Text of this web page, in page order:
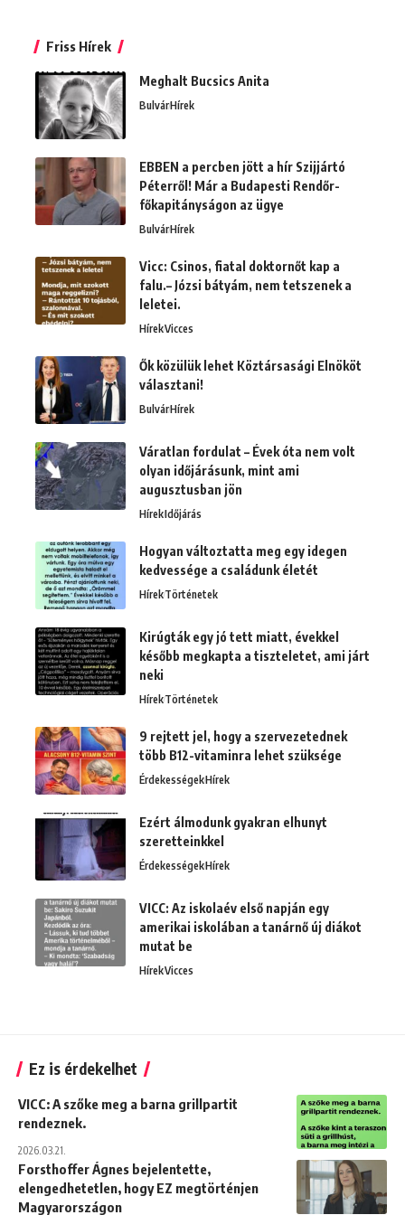
Friss Hírek
Meghalt Bucsics Anita
BulvárHírek
EBBEN a percben jött a hír Szijjártó
Péterről! Már a Budapesti Rendőr-
főkapitányságon az ügye
BulvárHírek
Vicc: Csinos, fiatal doktornőt kap a
falu.– Józsi bátyám, nem tetszenek a
leletei.
HírekVicces
Ők közülük lehet Köztársasági Elnököt
választani!
BulvárHírek
Váratlan fordulat – Évek óta nem volt
olyan időjárásunk, mint ami
augusztusban jön
HírekIdőjárás
Hogyan változtatta meg egy idegen
kedvessége a családunk életét
HírekTörténetek
Kirúgták egy jó tett miatt, évekkel
később megkapta a tiszteletet, ami járt
neki
HírekTörténetek
9 rejtett jel, hogy a szervezetednek
több B12-vitaminra lehet szüksége
ÉrdekességekHírek
Ezért álmodunk gyakran elhunyt
szeretteinkkel
ÉrdekességekHírek
VICC: Az iskolaév első napján egy
amerikai iskolában a tanárnő új diákot
mutat be
HírekVicces
Ez is érdekelhet
VICC: A szőke meg a barna grillpartit
rendeznek.
2026.03.21.
Forsthoffer Ágnes bejelentette,
elengedhetetlen, hogy EZ megtörténjen
Magyarországon